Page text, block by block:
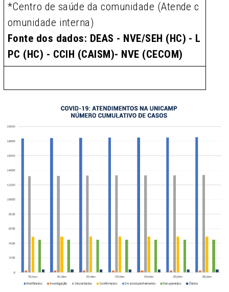
*Centro de saúde da comunidade (Atende c
omunidade interna)
Fonte dos dados: DEAS - NVE/SEH (HC) - L
PC (HC) - CCIH (CAISM)- NVE (CECOM)